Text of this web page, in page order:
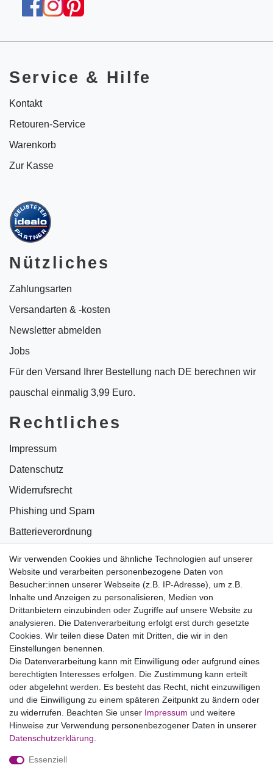
Wir verwenden Cookies und ähnliche Technologien auf unserer
Website und verarbeiten personenbezogene Daten von
Besucher:innen unserer Webseite (z.B. IP-Adresse), um z.B.
Inhalte und Anzeigen zu personalisieren, Medien von
Drittanbietern einzubinden oder Zugriffe auf unsere Website zu
analysieren. Die Datenverarbeitung erfolgt erst durch gesetzte
Cookies. Wir teilen diese Daten mit Dritten, die wir in den
Einstellungen benennen.
Die Datenverarbeitung kann mit Einwilligung oder aufgrund eines
berechtigten Interesses erfolgen. Die Zustimmung kann erteilt
oder abgelehnt werden. Es besteht das Recht, nicht einzuwilligen
und die Einwilligung zu einem späteren Zeitpunkt zu ändern oder
zu widerrufen. Beachten Sie unser Impressum und weitere
Hinweise zur Verwendung personenbezogener Daten in unserer
Daten­schutz­erklärung
Essenziell
Service & Hilfe
Kontakt
Retouren-Service
Warenkorb
Zur Kasse
Nützliches
Zahlungsarten
Versandarten & -kosten
Newsletter abmelden
Jobs
Für den Versand Ihrer Bestellung nach DE berechnen wir
pauschal einmalig 3,99 Euro.
Rechtliches
Impressum
Datenschutz
Widerrufsrecht
Phishing und Spam
Batterieverordnung
Bildnachweise
AGB
Vertrag widerrufen
B2BKunden
Zum Händlerbereich
PrivatKunden
Neukundenanmeldung
Mein Konto